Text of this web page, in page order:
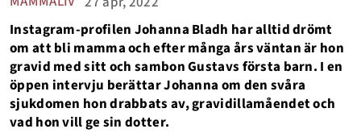
Instagram-profilen Johanna Bladh har alltid drömt
om att bli mamma och efter många års väntan är hon
gravid med sitt och sambon Gustavs första barn. I en
öppen intervju berättar Johanna om den svåra
sjukdomen hon drabbats av, gravidillamåendet och
vad hon vill ge sin dotter.